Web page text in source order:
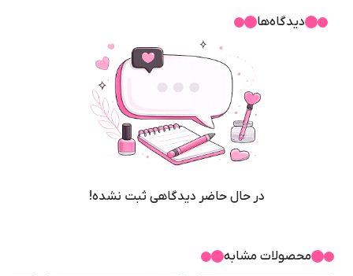
دیدگاه‌ها
در حال حاضر دیدگاهی ثبت نشده!
محصولات مشابه